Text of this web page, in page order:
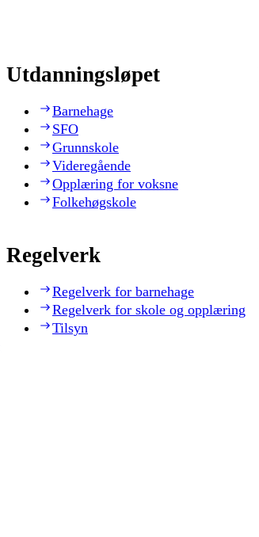
Utdanningsløpet
Barnehage
SFO
Grunnskole
Videregående
Opplæring for voksne
Folkehøgskole
Regelverk
Regelverk for barnehage
Regelverk for skole og opplæring
Tilsyn